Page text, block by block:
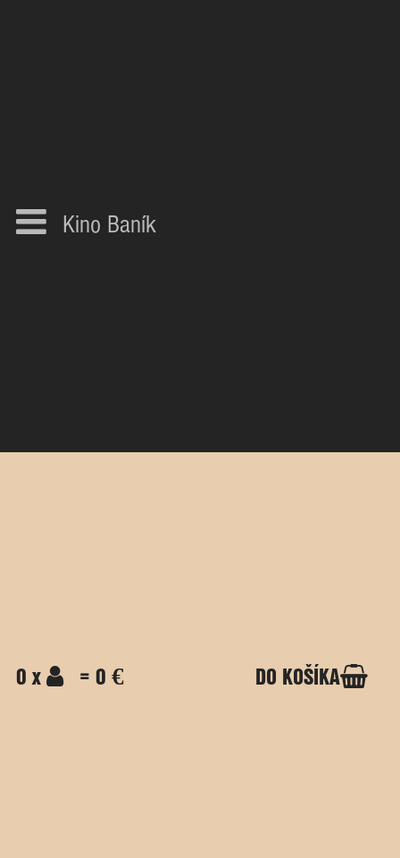
Kino Baník
0 x = 0 € DO KOŠÍKA